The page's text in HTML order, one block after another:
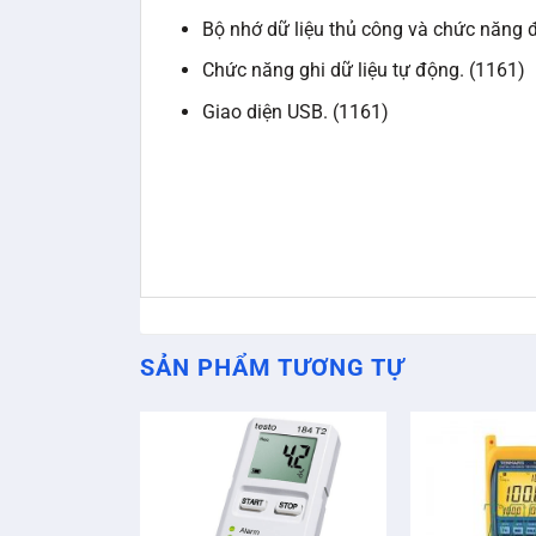
Bộ nhớ dữ liệu thủ công và chức năng
Chức năng ghi dữ liệu tự động. (1161)
Giao diện USB. (1161)
SẢN PHẨM TƯƠNG TỰ